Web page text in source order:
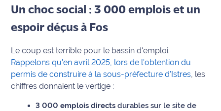
Coachs
plan
sortie
Nous
contacter
Un choc social : 3 000 emplois et un
espoir déçus à Fos
Le coup est terrible pour le bassin d'emploi.
Rappelons qu'en avril 2025, lors de l'obtention du
permis de construire à la sous-préfecture d'Istres , les
chiffres donnaient le vertige :
3 000 emplois directs durables sur le site de